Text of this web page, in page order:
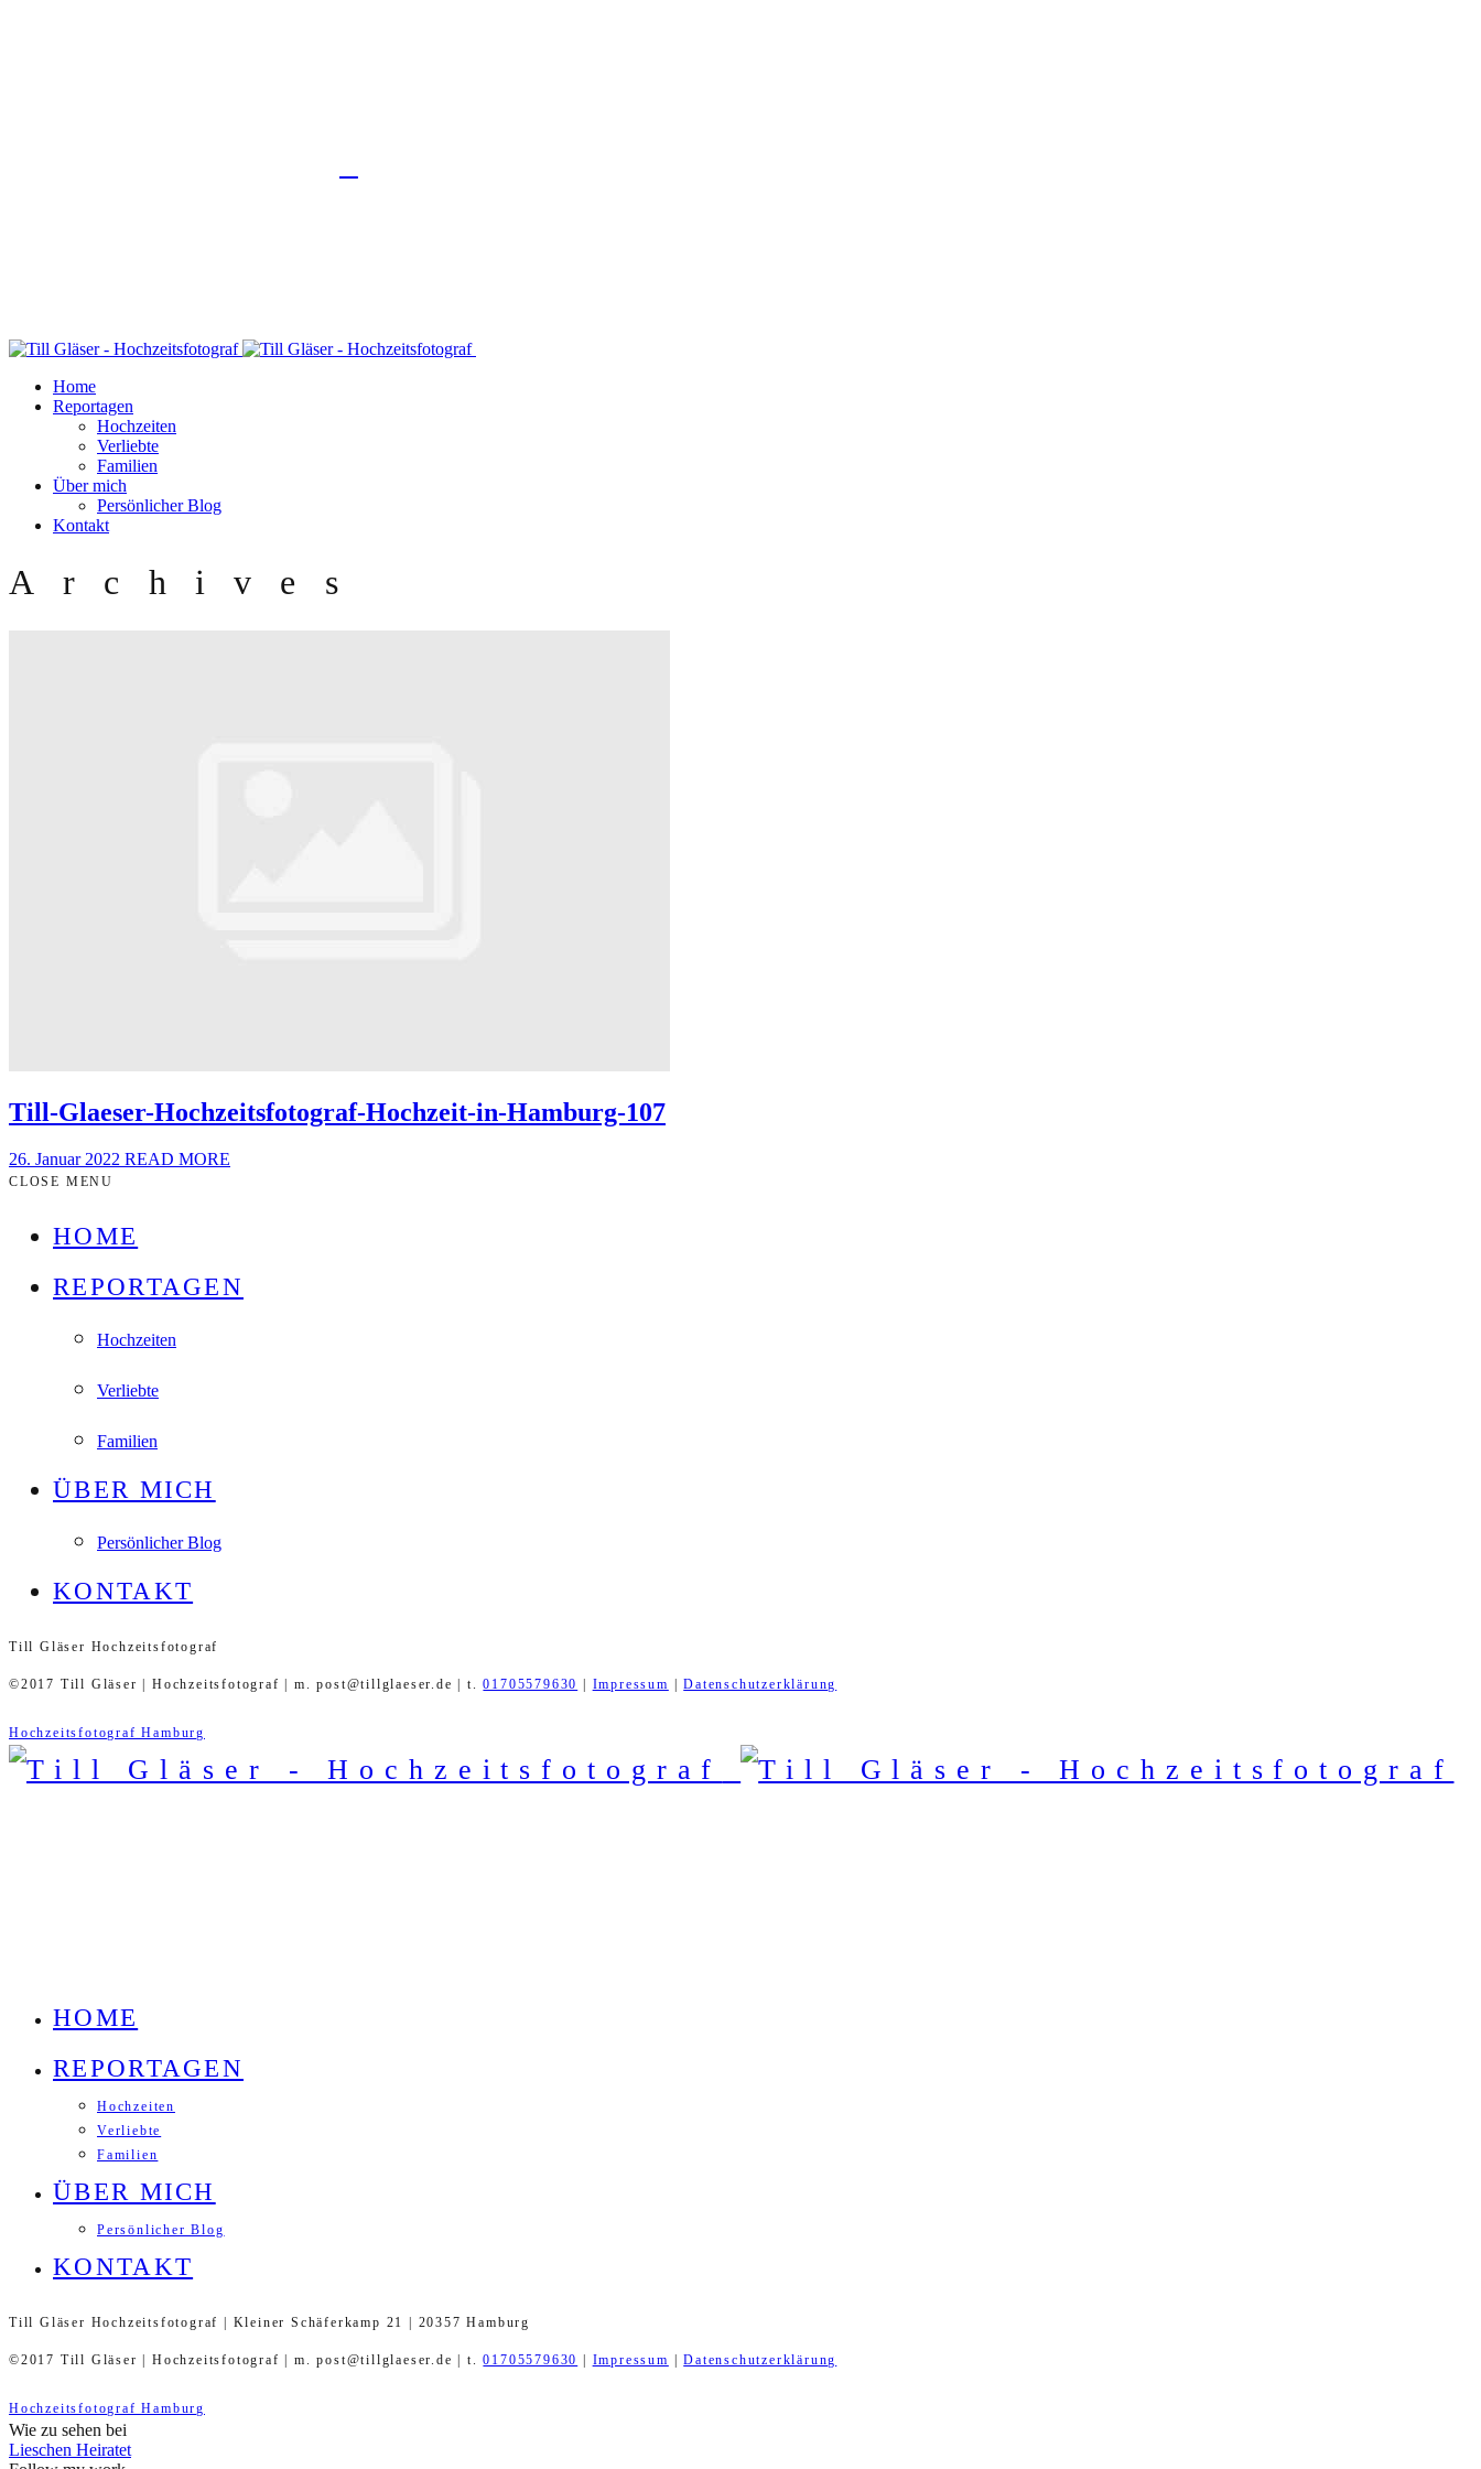
Home
Reportagen
Hochzeiten
Verliebte
Familien
Über mich
Persönlicher Blog
Kontakt
Archives
Till-Glaeser-Hochzeitsfotograf-Hochzeit-in-Hamburg-107
26. Januar 2022 READ MORE
CLOSE MENU
HOME
REPORTAGEN
Hochzeiten
Verliebte
Familien
ÜBER MICH
Persönlicher Blog
KONTAKT
Till Gläser Hochzeitsfotograf
©2017 Till Gläser | Hochzeitsfotograf | m. post@tillglaeser.de | t.01705579630 | Impressum |Datenschutzerklärung
Hochzeitsfotograf Hamburg
HOME
REPORTAGEN
Hochzeiten
Verliebte
Familien
ÜBER MICH
Persönlicher Blog
KONTAKT
Till Gläser Hochzeitsfotograf | Kleiner Schäferkamp 21 | 20357 Hamburg
©2017 Till Gläser | Hochzeitsfotograf | m. post@tillglaeser.de | t.01705579630 | Impressum |Datenschutzerklärung
Hochzeitsfotograf Hamburg
Wie zu sehen bei
Lieschen Heiratet